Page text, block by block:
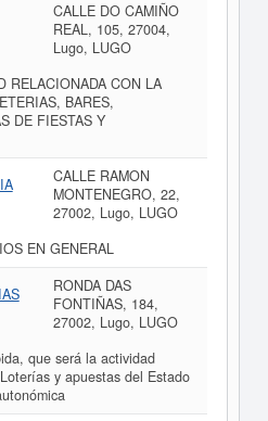
CALLE DO CAMIÑO
REAL, 105, 27004,
Lugo, LUGO
RELACIONADA CON LA
BARES,
DE FIESTAS Y
CALLE RAMON
MONTENEGRO, 22,
27002, Lugo, LUGO
EN GENERAL
RONDA DAS
FONTIÑAS, 184,
27002, Lugo, LUGO
que será la actividad
y apuestas del Estado